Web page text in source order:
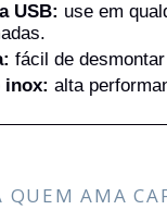
USB: use em
fácil de
inox: alta
QUEM AMA